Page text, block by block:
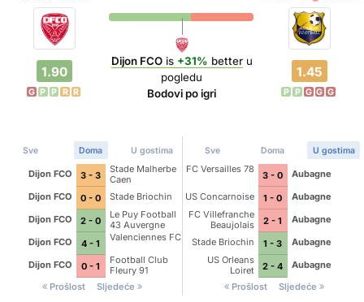
1.90
G P P R R
Dijon FCOis +31% betteru
pogledu
Bodovi po igri
1.45
P P G G G
Sve Doma U gostima
Dijon FCO 3 - 3
Stade Malherbe
Caen
Dijon FCO
0 - 0
Stade Briochin
Dijon FCO
2 - 0
Le Puy Football
43 Auvergne
Dijon FCO
4 - 1
Valenciennes FC
Dijon FCO 0 - 1
Football Club
Fleury 91
Prošlost
Sljedeće
Sve Doma U gostima
FC Versailles 78
3 - 0
Aubagne
US Concarnoise
1 - 0
Aubagne
FC Villefranche
Beaujolais
2 - 1
Aubagne
Stade Briochin
1 - 3
Aubagne
US Orleans
Loiret
2 - 4
Aubagne
Prošlost
Sljedeće